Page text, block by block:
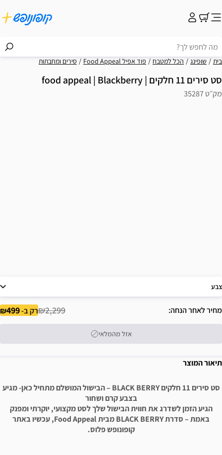
בית שופינג הכל למטבח פוד אפיל Food Appeal סירים ומחבתות
סט סירים 11 חלקים | food appeal | Blackberry
מק״ט 35287
צבע
מחיר לאחר הנחה ₪2,299רק ב-499
אזל מהמלאי
תיאור המוצר
סט סירים 11 חלקים BLACK BERRY – הבישול המושלם מתחיל כאן- מגיע
בצבע קרם ושחור
הגיע הזמן לשדרג את חווית הבישול שלך לסט מקצועי, יוקרתי ומפנק
באמת – סדרת BLACK BERRY מבית Food Appeal, עכשיו באתר
קופונופש פלוס.